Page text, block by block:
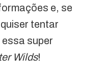
e, se
tentar
super
Wilds!